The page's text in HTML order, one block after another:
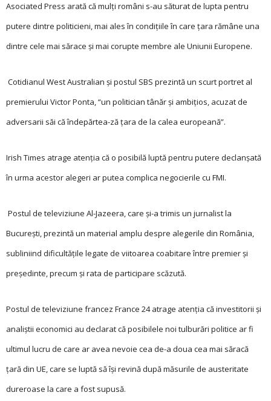
Asociated Press arată că mulţi români s-au săturat de lupta pentru
putere dintre politicieni, mai ales în condiţiile în care ţara rămâne una
dintre cele mai sărace şi mai corupte membre ale Uniunii Europene.
Cotidianul West Australian şi postul SBS prezintă un scurt portret al
premierului Victor Ponta, “un politician tânăr şi ambiţios, acuzat de
adversarii săi că îndepărtea-ză ţara de la calea europeană”.
Irish Times atrage atenţia că o posibilă luptă pentru putere declanşată
în urma acestor alegeri ar putea complica negocierile cu FMI.
Postul de televiziune Al-Jazeera, ca­re şi-a trimis un jurnalist la
Bucureşti, prezintă un material amplu despre alegerile din România,
subliniind dificultăţile legate de viitoarea coabitare între premier şi
preşedinte, precum şi rata de participare scăzută.
Postul de televiziune francez France 24 atrage atenţia că investitorii şi
analiştii economici au declarat că posibilele noi tulburări politice ar fi
ultimul lucru de care ar avea nevoie cea de-a doua cea mai săracă
ţară din UE, care se luptă să îşi revină după măsurile de austeritate
dureroase la care a fost supusă.